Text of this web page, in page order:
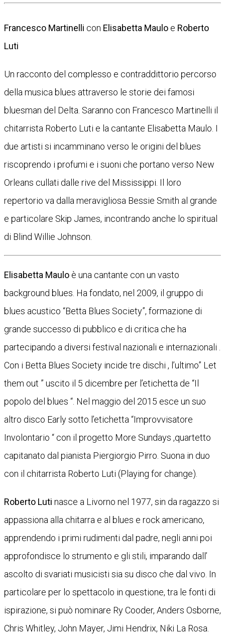
Francesco Martinelli con Elisabetta Maulo e Roberto
Luti
Un racconto del complesso e contraddittorio percorso
della musica blues attraverso le storie dei famosi
bluesman del Delta. Saranno con Francesco Martinelli il
chitarrista Roberto Luti e la cantante Elisabetta Maulo. I
due artisti si incamminano verso le origini del blues
riscoprendo i profumi e i suoni che portano verso New
Orleans cullati dalle rive del Mississippi. Il loro
repertorio va dalla meravigliosa Bessie Smith al grande
e particolare Skip James, incontrando anche lo spiritual
di Blind Willie Johnson.
Elisabetta Maulo è una cantante con un vasto
background blues. Ha fondato, nel 2009, il gruppo di
blues acustico “Betta Blues Society”, formazione di
grande successo di pubblico e di critica che ha
partecipando a diversi festival nazionali e internazionali .
Con i Betta Blues Society incide tre dischi , l’ultimo” Let
them out ” uscito il 5 dicembre per l’etichetta de “Il
popolo del blues “. Nel maggio del 2015 esce un suo
altro disco Early sotto l’etichetta “Improvvisatore
Involontario “ con il progetto More Sundays ,quartetto
capitanato dal pianista Piergiorgio Pirro. Suona in duo
con il chitarrista Roberto Luti (Playing for change).
Roberto Luti nasce a Livorno nel 1977, sin da ragazzo si
appassiona alla chitarra e al blues e rock americano,
apprendendo i primi rudimenti dal padre, negli anni poi
approfondisce lo strumento e gli stili, imparando dall’
ascolto di svariati musicisti sia su disco che dal vivo. In
particolare per lo spettacolo in questione, tra le fonti di
ispirazione, si può nominare Ry Cooder, Anders Osborne,
Chris Whitley, John Mayer, Jimi Hendrix, Niki La Rosa.